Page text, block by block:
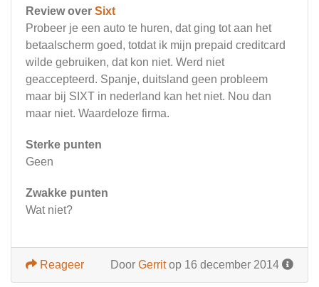
Review over Sixt
Probeer je een auto te huren, dat ging tot aan het
betaalscherm goed, totdat ik mijn prepaid creditcard
wilde gebruiken, dat kon niet. Werd niet
geaccepteerd. Spanje, duitsland geen probleem
maar bij SIXT in nederland kan het niet. Nou dan
maar niet. Waardeloze firma.
Sterke punten
Geen
Zwakke punten
Wat niet?
Door Gerritop 16 december 2014
Reageer